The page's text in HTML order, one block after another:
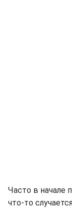
Часто в начале
что-то